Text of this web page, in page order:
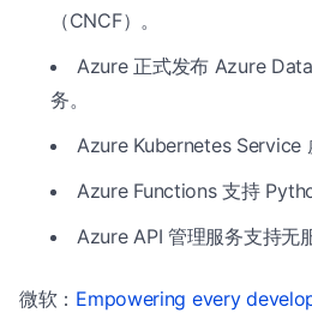
（CNCF）。
Azure 正式发布 Azure
务。
Azure Kubernetes Service
Azure Functions 支持
Azure API 管理服务支持无
微软： Empowering every